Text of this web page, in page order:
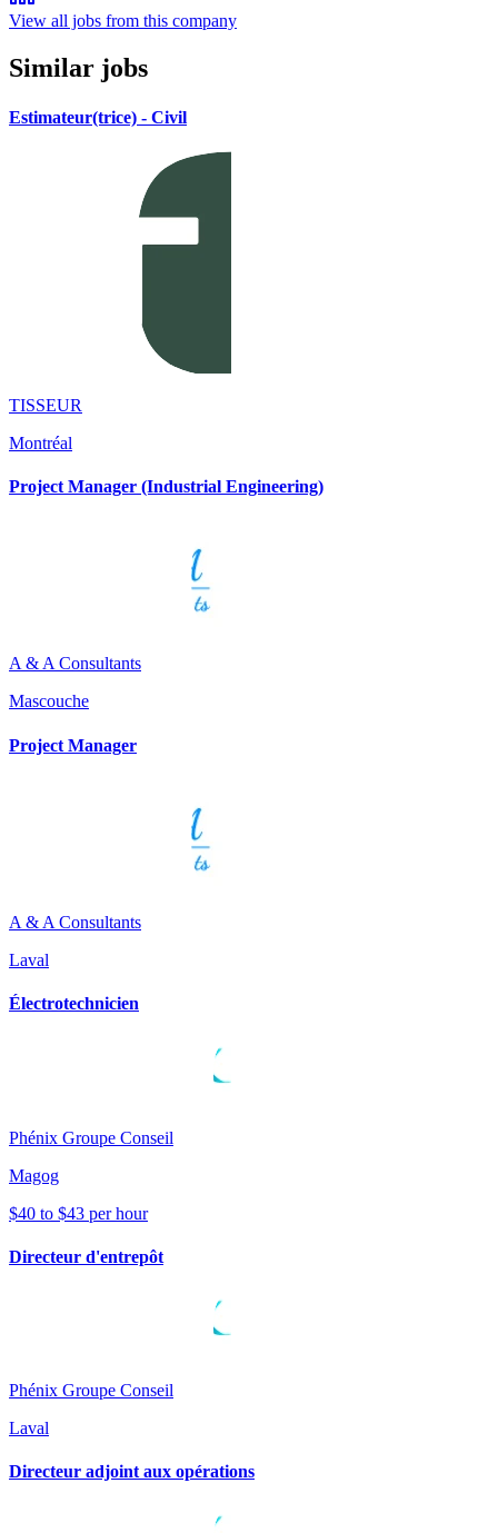
View all jobs from this company
Similar jobs
Estimateur(trice) - Civil
TISSEUR
Montréal
Project Manager (Industrial Engineering)
A & A Consultants
Mascouche
Project Manager
A & A Consultants
Laval
Électrotechnicien
Phénix Groupe Conseil
Magog
$40 to $43 per hour
Directeur d'entrepôt
Phénix Groupe Conseil
Laval
Directeur adjoint aux opérations